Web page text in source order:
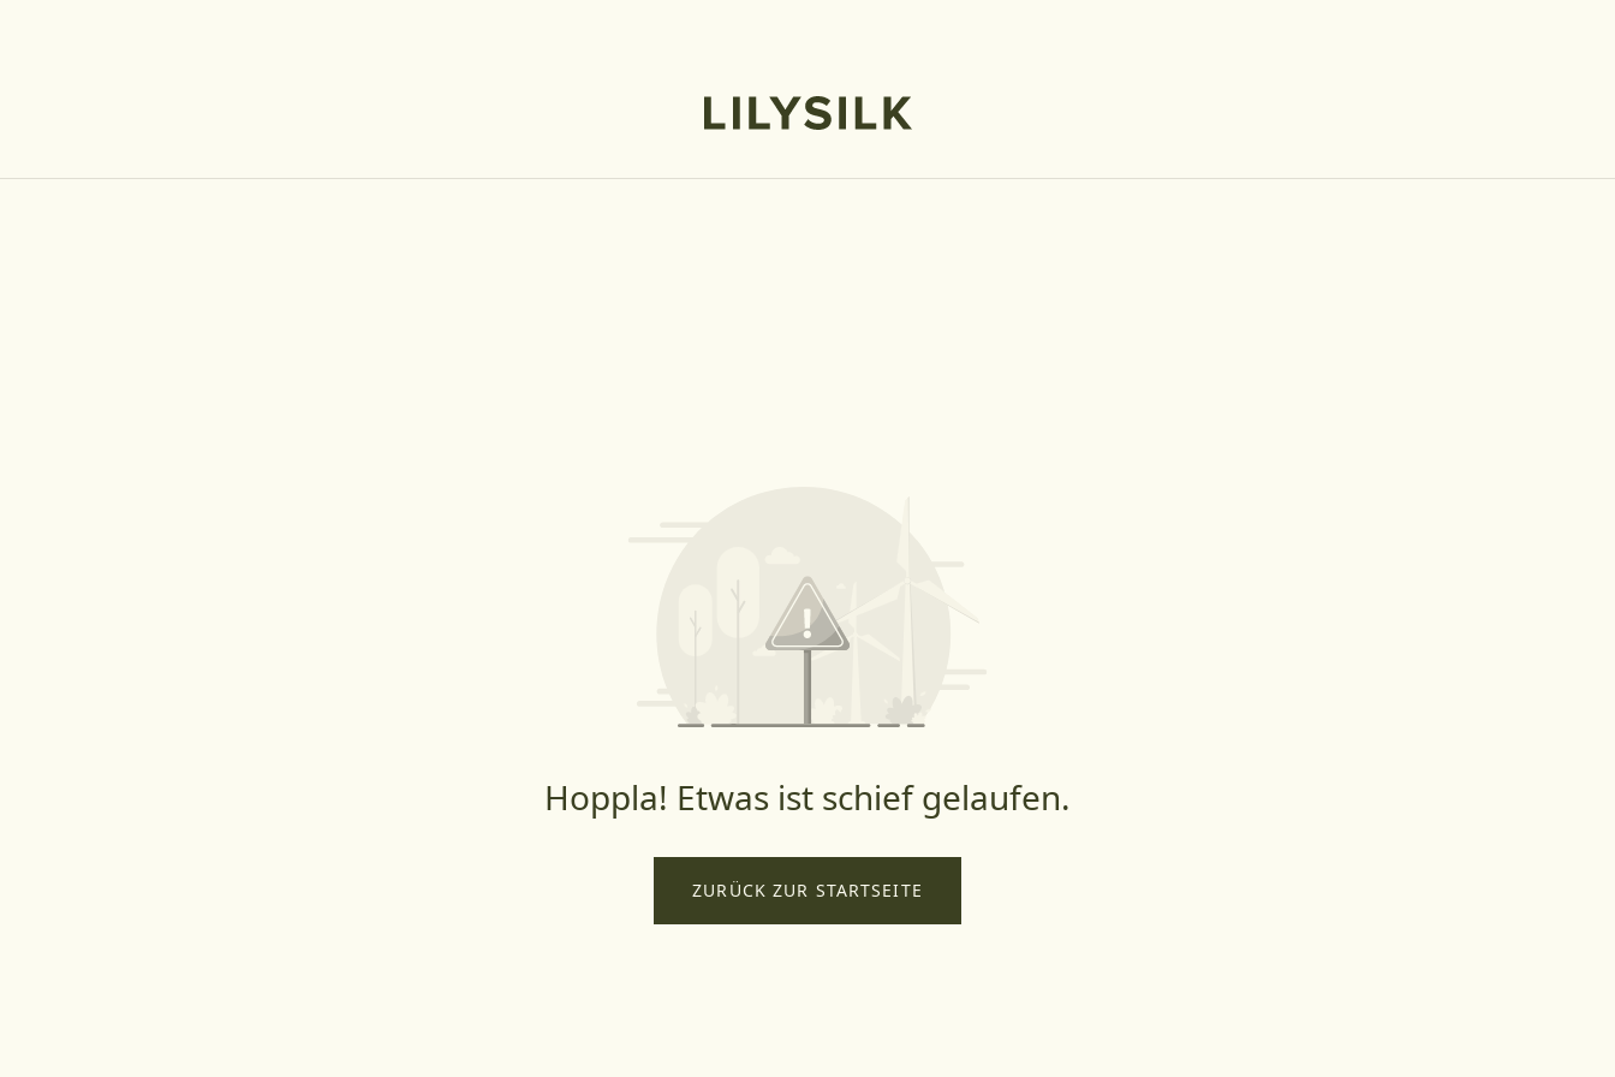
Hoppla! Etwas ist schief gelaufen.
ZURÜCK ZUR STARTSEITE